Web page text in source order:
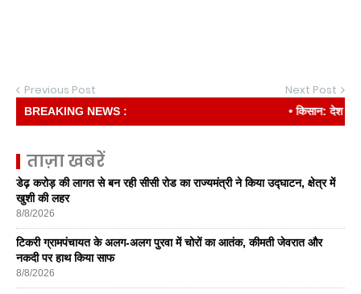
Previous Post Next Post
BREAKING NEWS : • किसान: देश की रीढ़
ताज़ा खबरें
डेढ़ करोड़ की लागत से बन रही सीसी रोड का राज्यमंत्री ने किया उद्घाटन, क्षेत्र में
खुशी की लहर
8/8/2026
टिकरी ग्रामपंचायत के अलग-अलग पुरवा में चोरों का आतंक, कीमती जेवरात और
नकदी पर हाथ किया साफ
8/8/2026